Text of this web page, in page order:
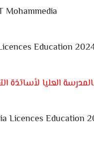
Mohammedia
Education
العليا لأساتذة
Licences Education